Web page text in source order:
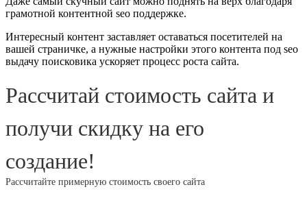
грамотной контентной seo поддержке.
Интересный контент заставляет оставаться посетителей на
вашей страничке, а нужные настройки этого контента под seo
выдачу поисковика ускоряет процесс роста сайта.
Рассчитай стоимость сайта и
получи скидку на его
создание!
Рассчитайте примерную стоимость своего сайта